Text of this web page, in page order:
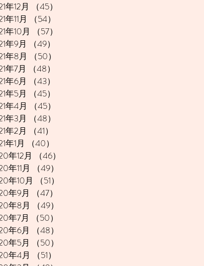
年12月 （45）
年11月
（54）
年10月
（57）
年9月
（49）
年8月
（50）
年7月
（48）
年6月
（43）
年5月
（45）
年4月
（45）
年3月
（48）
年2月
（41）
年1月
（40）
年12月
（46）
年11月
（49）
年10月
（51）
年9月
（47）
年8月
（49）
年7月
（50）
年6月
（48）
年5月
（50）
年4月
（51）